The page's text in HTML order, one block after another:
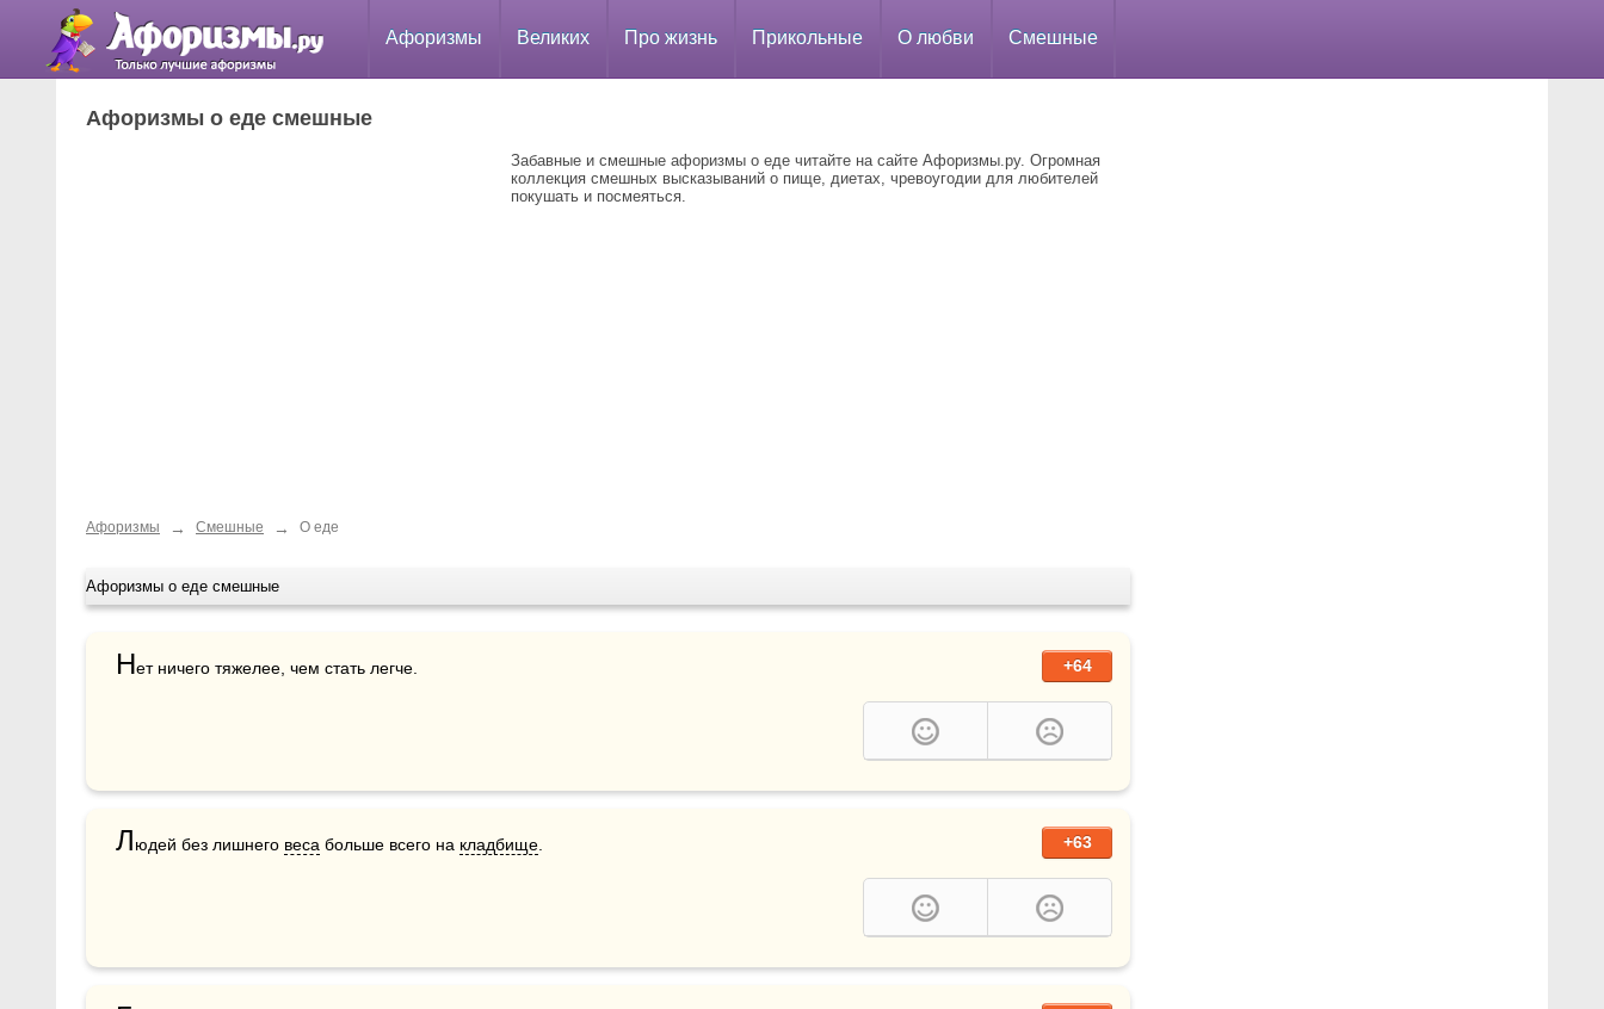
Афоризмы Великих Про жизнь Прикольные О любви Смешные
Афоризмы о еде смешные
Забавные и смешные афоризмы о еде читайте на сайте Афоризмы.ру. Огромная
коллекция смешных высказываний о пище, диетах, чревоугодии для любителей
покушать и посмеяться.
Афоризмы → Смешные → О еде
Афоризмы о еде смешные
+64
Нет ничего тяжелее, чем стать легче.
+63
Людей без лишнего веса больше всего на кладбище